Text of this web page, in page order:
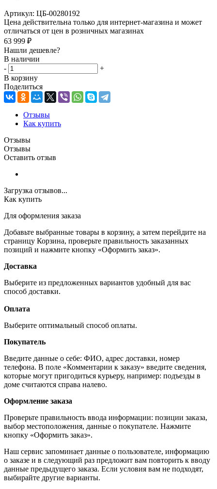
Артикул: ЦБ-00280192
Цена действительна только для интернет-магазина и может
отличаться от цен в розничных магазинах
63 999 ₽
Нашли дешевле?
В наличии
-
+
В корзину
Поделиться
Отзывы
Как купить
Отзывы
Отзывы
Оставить отзыв
Загрузка отзывов...
Как купить
Для оформления заказа
Добавьте выбранные товары в корзину, а затем перейдите на
страницу Корзина, проверьте правильность заказанных
позиций и нажмите кнопку «Оформить заказ».
Доставка
Выберите из предложенных вариантов удобный для вас
способ доставки.
Оплата
Выберите оптимальный способ оплаты.
Покупатель
Введите данные о себе: ФИО, адрес доставки, номер
телефона. В поле «Комментарии к заказу» введите сведения,
которые могут пригодиться курьеру, например: подъезды в
доме считаются справа налево.
Оформление заказа
Проверьте правильность ввода информации: позиции заказа,
выбор местоположения, данные о покупателе. Нажмите
кнопку «Оформить заказ».
Наш сервис запоминает данные о пользователе, информацию
о заказе и в следующий раз предложит вам повторить к вводу
данные предыдущего заказа. Если условия вам не подходят,
выбирайте другие варианты.